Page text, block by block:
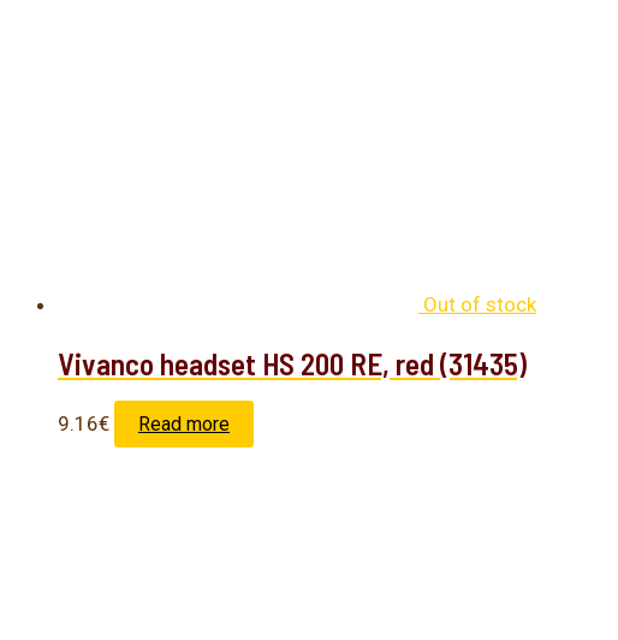
Out of stock
Vivanco headset HS 200 RE, red (31435)
9.16€ Read more